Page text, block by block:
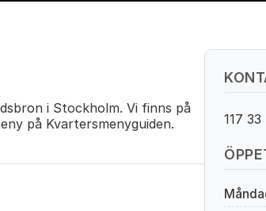
i Stockholm. Vi finns på
på Kvartersmenyguiden.
117